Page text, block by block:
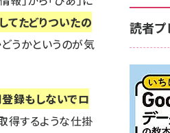
てたどりついたの
うかというのが気
録もしないでロ
得するような仕掛
読者プ